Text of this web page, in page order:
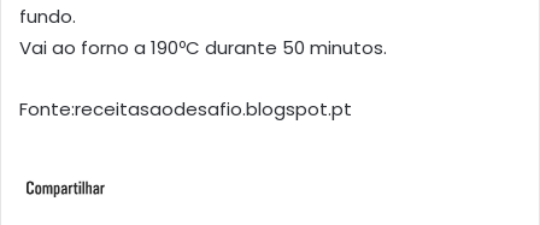
fundo.
Vai ao forno a 190ºC durante 50 minutos.
Fonte:receitasaodesafio.blogspot.pt